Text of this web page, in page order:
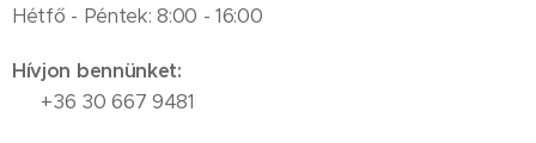
Hétfő - Péntek: 8:00 - 16:00
Hívjon bennünket:
📞 +36 30 667 9481